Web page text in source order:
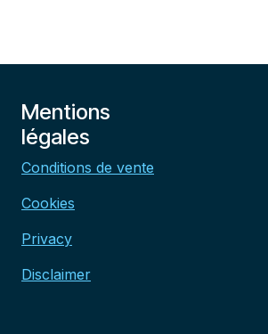
Mentions
légales
Conditions de vente
Cookies
Privacy
Disclaimer